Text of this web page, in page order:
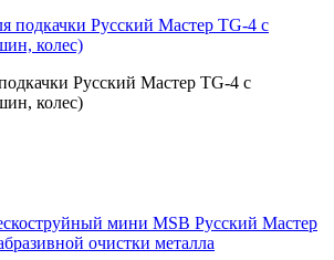
Русский Мастер TG-4 с
колес)